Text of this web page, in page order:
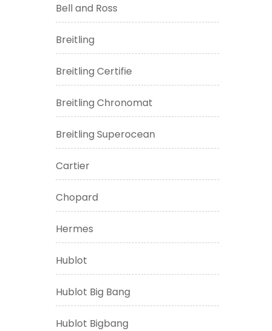
Bell and Ross
Breitling
Breitling Certifie
Breitling Chronomat
Breitling Superocean
Cartier
Chopard
Hermes
Hublot
Hublot Big Bang
Hublot Bigbang